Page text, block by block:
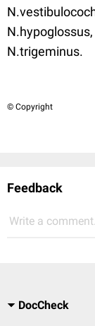
N.trigeminus.
© Copyright
Feedback
Write a
DocCheck